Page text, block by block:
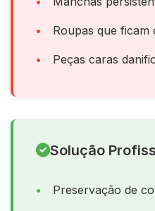
Roupas que
Peças caras
Solução
Preservação de